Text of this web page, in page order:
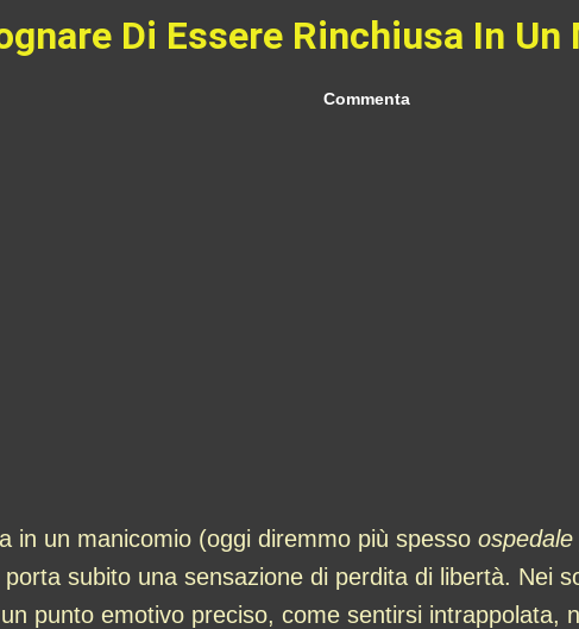
Di Essere Rinchiusa In
Commenta
in un manicomio (oggi diremmo più spesso
subito una sensazione di perdita di libertà. Nei
punto emotivo preciso, come sentirsi intrappolata,